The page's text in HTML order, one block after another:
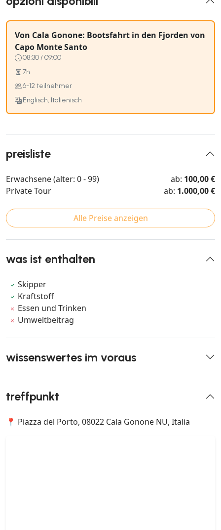
Von Cala Gonone: Bootsfahrt in den Fjorden von
Capo Monte Santo
08:30 / 09:00
7h
6-12 teilnehmer
Englisch, Italienisch
preisliste
Erwachsene (alter: 0 - 99) ab: 100,00 €
Private Tour
ab: 1.000,00 €
Alle Preise anzeigen
was ist enthalten
Skipper
Kraftstoff
Essen und Trinken
Umweltbeitrag
wissenswertes im voraus
treffpunkt
📍 Piazza del Porto, 08022 Cala Gonone NU, Italia